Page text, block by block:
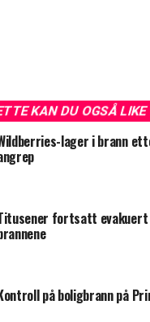
KAN DU OGSÅ LIKE
lager i brann
fortsatt evakuert
på boligbrann på